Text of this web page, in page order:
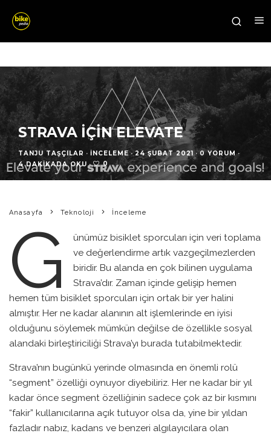
STRAVA IÇIN ELEVATE
TANJU TAŞÇILAR · İNCELEME · 24 ŞUBAT 2021 · 0 YORUM ·
4 DAKIKADA OKU · 0
Anasayfa Teknoloji İnceleme
G
ünümüz bisiklet sporcuları için veri toplama
ve değerlendirme artık vazgeçilmezlerden
biridir. Bu alanda en çok bilinen uygulama
Strava’dır. Zaman içinde gelişip hemen
hemen tüm bisiklet sporcuları için ortak bir yer halini
almıştır. Her ne kadar alanının alt işlemlerinde en iyisi
olduğunu söylemek mümkün değilse de özellikle sosyal
alandaki birleştiriciliği Strava’yı burada tutabilmektedir.
Strava’nın bugünkü yerinde olmasında en önemli rolü
“segment” özelliği oynuyor diyebiliriz. Her ne kadar bir yıl
kadar önce segment özelliğinin sadece çok az bir kısmını
“fakir” kullanıcılarına açık tutuyor olsa da, yine bir yıldan
fazladır nabız, kadans ve benzeri algılayıcılara olan